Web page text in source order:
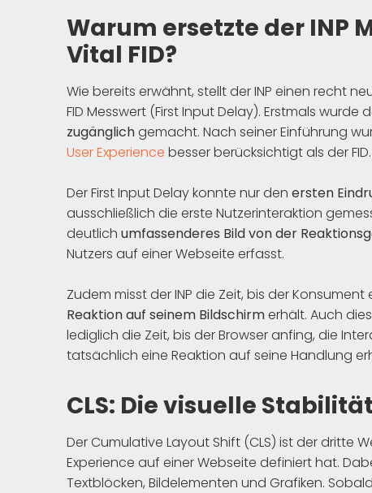
Warum ersetzte der INP
Vital FID?
Wie bereits erwähnt, stellt der INP einen recht
FID Messwert (First Input Delay). Erstmals wurde
zugänglichgemacht. Nach seiner Einführung
User Experience besser berücksichtigt als der
Der First Input Delay konnte nur den ersten
ausschließlich die erste Nutzerinteraktion
deutlich umfassenderes Bild von der
Nutzers auf einer Webseite erfasst.
Zudem misst der INP die Zeit, bis der
Reaktion auf seinem Bildschirmerhält. Auch
lediglich die Zeit, bis der Browser anfing, die
tatsächlich eine Reaktion auf seine Handlung
CLS: Die visuelle
Der Cumulative Layout Shift (CLS) ist der dritte
Experience auf einer Webseite definiert hat.
Textblöcken, Bildelementen und Grafiken.